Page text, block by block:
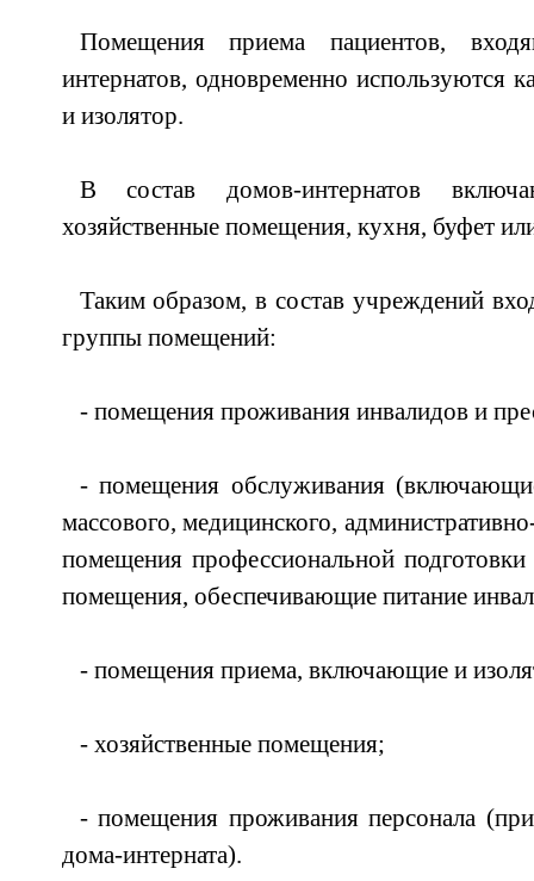
Помещения приема пациентов,
интернатов, одновременно используются
и изолятор.
В состав домов-интернатов
хозяйственные помещения, кухня, буфет
Таким образом, в состав учреждений
группы помещений:
- помещения проживания инвалидов и
- помещения обслуживания
массового, медицинского,
помещения профессиональной
помещения, обеспечивающие питание
- помещения приема, включающие и
- хозяйственные помещения;
- помещения проживания персонала
дома-интерната).